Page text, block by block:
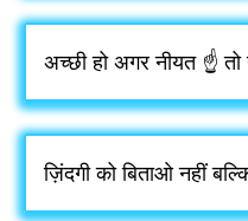
अच्छी हो अगर नीयत ☝️ तो
ज़िंदगी को बिताओ नहीं